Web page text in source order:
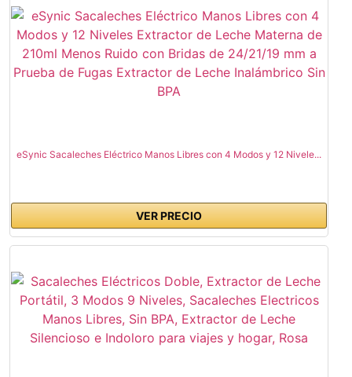
eSynic Sacaleches Eléctrico Manos Libres con 4 Modos y 12 Nivele...
VER PRECIO